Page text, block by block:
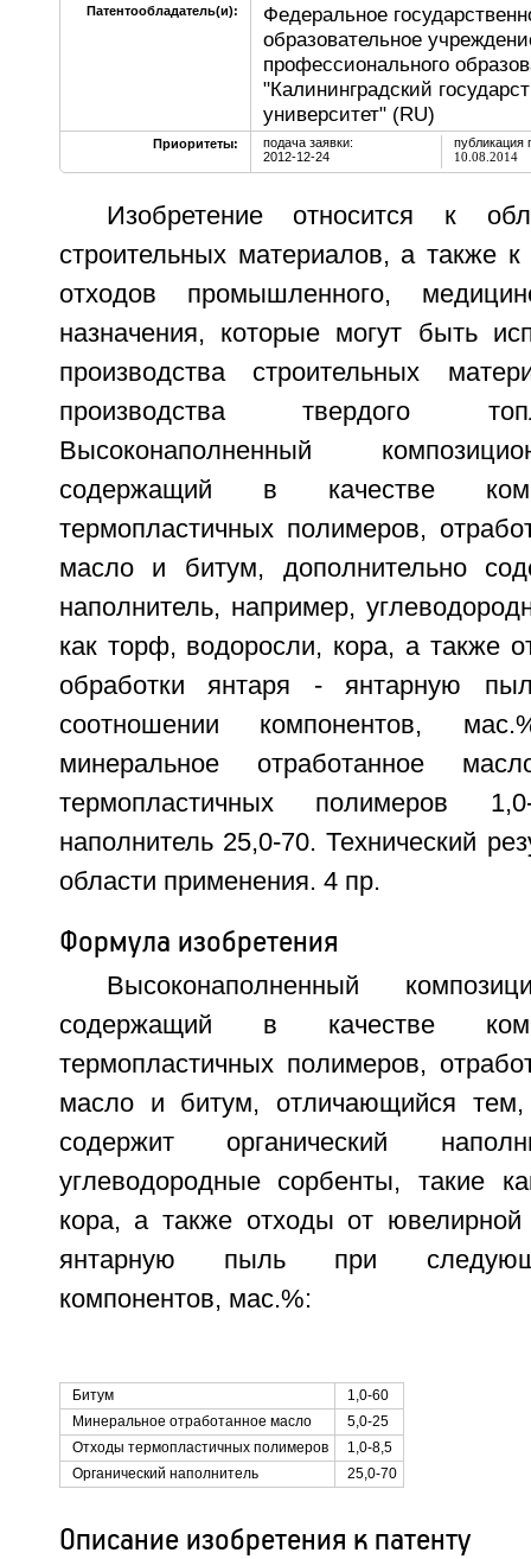
Патентообладатель(и):
Федеральное
образовательное
профессионального
"Калининградский
университет" (RU)
Приоритеты:
подача заявки:
2012-12-24
публикация
10.08.2014
Изобретение относится к
строительных материалов, а также к
отходов промышленного,
назначения, которые могут быть
производства строительных
производства твердого
Высоконаполненный
содержащий в качестве
термопластичных полимеров,
масло и битум, дополнительно
наполнитель, например,
как торф, водоросли, кора, а также
обработки янтаря - янтарную
соотношении компонентов,
минеральное отработанное
термопластичных полимеров
наполнитель 25,0-70. Технический
области применения. 4 пр.
Формула изобретения
Высоконаполненный
содержащий в качестве
термопластичных полимеров,
масло и битум, отличающийся тем,
содержит органический
углеводородные сорбенты, такие
кора, а также отходы от ювелирной
янтарную пыль при
компонентов, мас.%:
Битум
1,0-60
Минеральное отработанное масло
5,0-25
Отходы термопластичных полимеров
1,0-8,5
Органический наполнитель
25,0-70
Описание изобретения к патенту